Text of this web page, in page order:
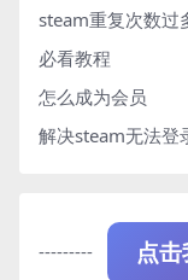
steam重复次数过
必看教程
怎么成为会员
解决steam无法登
--------- 点